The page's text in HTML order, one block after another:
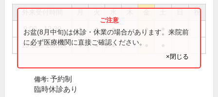
祝
9:00～12:30 ● ● ● ●
15:00～18:00 ● ● ●
お盆(8月中旬)は休診・休業の場合があります。来院前
に必ず医療機関に直接ご確認ください。
×閉じる
備考: 予約制
臨時休診あり